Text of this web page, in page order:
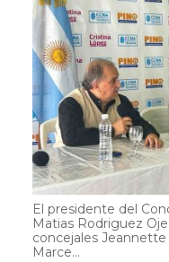
El presidente del
Matias Rodriguez
concejales
Marce...